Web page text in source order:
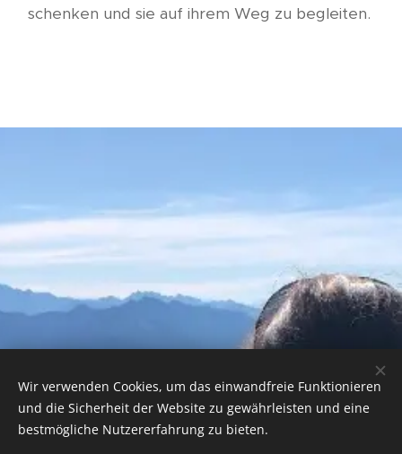
schenken und sie auf ihrem Weg zu begleiten.
Wir verwenden Cookies, um das einwandfreie Funktionieren
und die Sicherheit der Website zu gewährleisten und eine
bestmögliche Nutzererfahrung zu bieten.